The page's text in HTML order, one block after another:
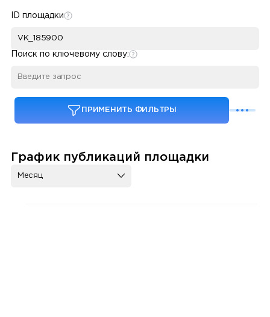
ID площадки
Поиск по ключевому слову:
ПРИМЕНИТЬ ФИЛЬТРЫ
График публикаций площадки
Месяц